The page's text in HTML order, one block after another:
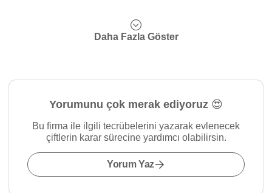
Daha Fazla Göster
Yorumunu çok merak ediyoruz 😍
Bu firma ile ilgili tecrübelerini yazarak evlenecek
çiftlerin karar sürecine yardımcı olabilirsin.
Yorum Yaz